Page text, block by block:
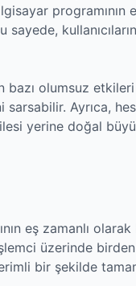
programının
bazı olumsuz
sarsabilir. Ayrıca,
yerine doğal
eş zamanlı
üzerinde
bir şekilde